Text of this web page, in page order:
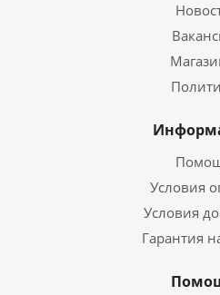
Условия
Условия
Гарантия